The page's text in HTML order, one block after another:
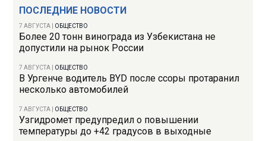
ПОСЛЕДНИЕ НОВОСТИ
7 АВГУСТА ОБЩЕСТВО
Более 20 тонн винограда из Узбекистана не
допустили на рынок России
7 АВГУСТА ОБЩЕСТВО
В Ургенче водитель BYD после ссоры протаранил
несколько автомобилей
7 АВГУСТА ОБЩЕСТВО
Узгидромет предупредил о повышении
температуры до +42 градусов в выходные